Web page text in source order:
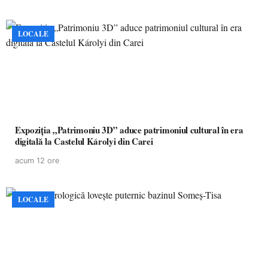
LOCALE
Expoziția „Patrimoniu 3D” aduce patrimoniul cultural în era
digitală la Castelul Károlyi din Carei
acum 12 ore
LOCALE